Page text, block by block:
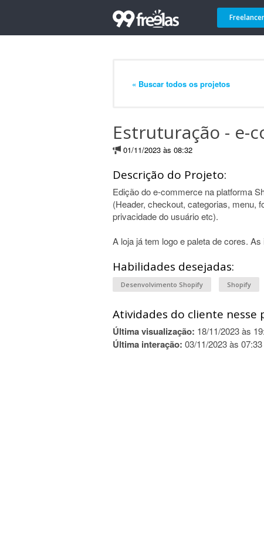
« Buscar todos os projetos
Estruturação - e-
01/11/2023 às 08:32
Descrição do Projeto:
Edição do e-commerce na platforma
(Header, checkout, categorias, menu,
privacidade do usuário etc).
A loja já tem logo e paleta de cores.
Habilidades desejadas:
Desenvolvimento Shopify Shopify
Atividades do cliente nesse
Última visualização: 18/11/2023 às
Última interação: 03/11/2023 às 07:33